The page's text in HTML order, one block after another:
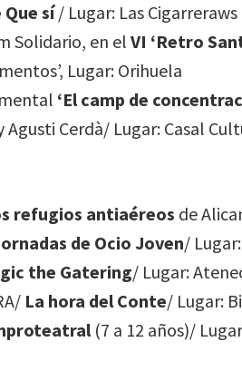
Que sí/ Lugar: Las Cigarreraws
Solidario, en el VI ‘Retro
Lugar: Orihuela
‘El camp de
Agusti Cerdà/ Lugar: Casal
refugios antiaéreos de
de Ocio Joven/
the Gatering/ Lugar:
La hora del Conte/ Lugar:
(7 a 12 años)/